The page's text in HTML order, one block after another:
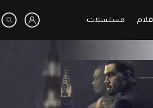
افلام مسلسلات